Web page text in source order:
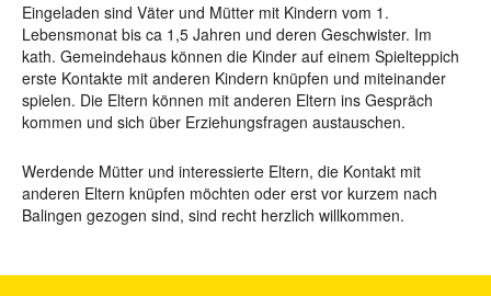
Eingeladen sind Väter und Mütter mit Kindern vom 1.
Lebensmonat bis ca 1,5 Jahren und deren Geschwister. Im
kath. Gemeindehaus können die Kinder auf einem Spielteppich
erste Kontakte mit anderen Kindern knüpfen und miteinander
spielen. Die Eltern können mit anderen Eltern ins Gespräch
kommen und sich über Erziehungsfragen austauschen.
Werdende Mütter und interessierte Eltern, die Kontakt mit
anderen Eltern knüpfen möchten oder erst vor kurzem nach
Balingen gezogen sind, sind recht herzlich willkommen.